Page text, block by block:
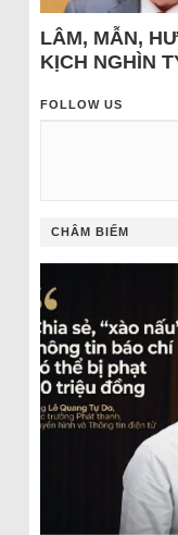
LÂM, MẪN,
KỊCH NGHÌN
FOLLOW US
CHÂM BIẾM